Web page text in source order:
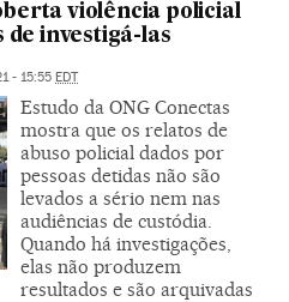
violência policial
de investigá-las
- 15:55 EDT
Estudo da ONG Conectas
mostra que os relatos de
abuso policial dados por
pessoas detidas não são
levados a sério nem nas
audiências de custódia.
Quando há investigações,
elas não produzem
resultados e são arquivadas